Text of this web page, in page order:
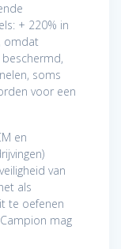
+ 220% in
omdat
soms
voor een
en
van
als
te oefenen
mag